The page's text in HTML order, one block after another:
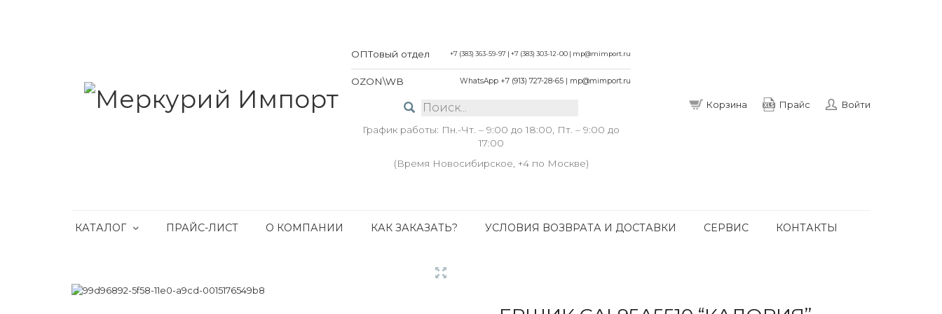
ОПТовый отдел +7 (383) 363-59-97 | +7 (383) 303-12-00 | mp@mimport.ru
OZON\WB WhatsApp +7 (913) 727-28-65 | mp@mimport.ru
График работы: Пн.-Чт. – 9:00 до 18:00, Пт. – 9:00 до
17:00
(Время Новосибирское, +4 по Москве)
Корзина Прайс Войти
КАТАЛОГ ПРАЙС-ЛИСТ О КОМПАНИИ КАК ЗАКАЗАТЬ? УСЛОВИЯ ВОЗВРАТА И ДОСТАВКИ СЕРВИС КОНТАКТЫ